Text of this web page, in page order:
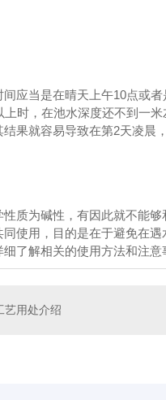
应当是在晴天上午10点或者是
时，在池水深度还不到一
果就容易导致在第2天凌晨
为碱性，有因此就不能
使用，目的是在于避免在
了解相关的使用方法和注意事
艺用处介绍